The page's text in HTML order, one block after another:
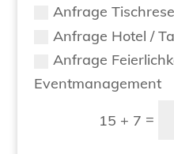
Anfrage
Anfrage Hotel /
Anfrage
Eventmanagement
15 + 7 =